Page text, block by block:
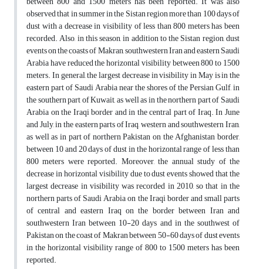
observed that in summer in the Sistan region more than 100 days of
dust with a decrease in visibility of less than 800 meters has been
recorded. Also, in this season, in addition to the Sistan region, dust
events on the coasts of Makran, southwestern Iran and eastern Saudi
Arabia have reduced the horizontal visibility between 800 to 1500
meters. In general, the largest decrease in visibility in May is in the
eastern part of Saudi Arabia near the shores of the Persian Gulf, in
the southern part of Kuwait, as well as in the northern part of Saudi
Arabia on the Iraqi border and in the central part of Iraq. In June
and July, in the eastern parts of Iraq, western and southwestern Iran,
as well as in part of northern Pakistan on the Afghanistan border,
between 10 and 20 days of dust in the horizontal range of less than
800 meters were reported. Moreover, the annual study of the
decrease in horizontal visibility due to dust events showed that the
largest decrease in visibility was recorded in 2010, so that in the
northern parts of Saudi Arabia on the Iraqi border and small parts
of central and eastern Iraq on the border between Iran and
southwestern Iran between 10-20 days and in the southwest of
Pakistan on the coast of Makran between 50-60 days of dust events
in the horizontal visibility range of 800 to 1500 meters has been
reported.